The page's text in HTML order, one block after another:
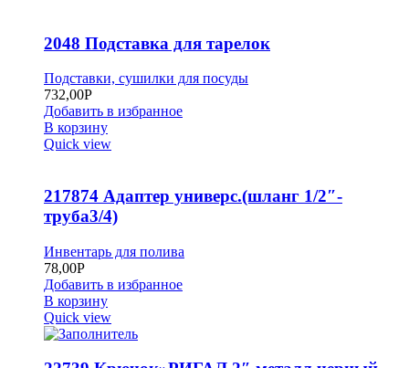
2048 Подставка для тарелок
Подставки, сушилки для посуды
732,00Р
Добавить в избранное
В корзину
Quick view
217874 Адаптер универс.(шланг 1/2″-
труба3/4)
Инвентарь для полива
78,00Р
Добавить в избранное
В корзину
Quick view